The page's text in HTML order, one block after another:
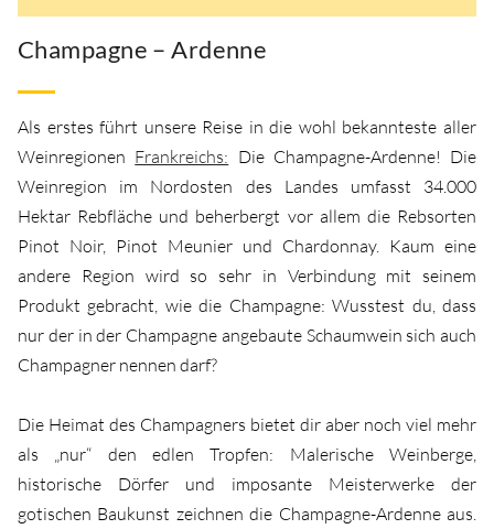
Champagne – Ardenne
Als erstes führt unsere Reise in die wohl bekannteste aller
Weinregionen Frankreichs: Die Champagne-Ardenne! Die
Weinregion im Nordosten des Landes umfasst 34.000
Hektar Rebfläche und beherbergt vor allem die Rebsorten
Pinot Noir, Pinot Meunier und Chardonnay. Kaum eine
andere Region wird so sehr in Verbindung mit seinem
Produkt gebracht, wie die Champagne: Wusstest du, dass
nur der in der Champagne angebaute Schaumwein sich auch
Champagner nennen darf?
Die Heimat des Champagners bietet dir aber noch viel mehr
als „nur“ den edlen Tropfen: Malerische Weinberge,
historische Dörfer und imposante Meisterwerke der
gotischen Baukunst zeichnen die Champagne-Ardenne aus.